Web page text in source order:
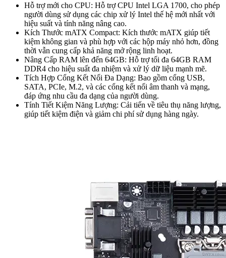
Hỗ trợ mới cho CPU: Hỗ trợ CPU Intel LGA 1700, cho phép
người dùng sử dụng các chip xử lý Intel thế hệ mới nhất với
hiệu suất và tính năng nâng cao.
Kích Thước mATX Compact: Kích thước mATX giúp tiết
kiệm không gian và phù hợp với các hộp máy nhỏ hơn, đồng
thời vẫn cung cấp khả năng mở rộng linh hoạt.
Nâng Cấp RAM lên đến 64GB: Hỗ trợ tối đa 64GB RAM
DDR4 cho hiệu suất đa nhiệm và xử lý dữ liệu mạnh mẽ.
Tích Hợp Cổng Kết Nối Đa Dạng: Bao gồm cổng USB,
SATA, PCIe, M.2, và các cổng kết nối âm thanh và mạng,
đáp ứng nhu cầu đa dạng của người dùng.
Tính Tiết Kiệm Năng Lượng: Cải tiến về tiêu thụ năng lượng,
giúp tiết kiệm điện và giảm chi phí sử dụng hàng ngày.